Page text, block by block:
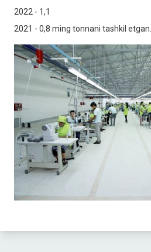
2022 - 1,1
2021 - 0,8 ming tonnani tashkil etgan.